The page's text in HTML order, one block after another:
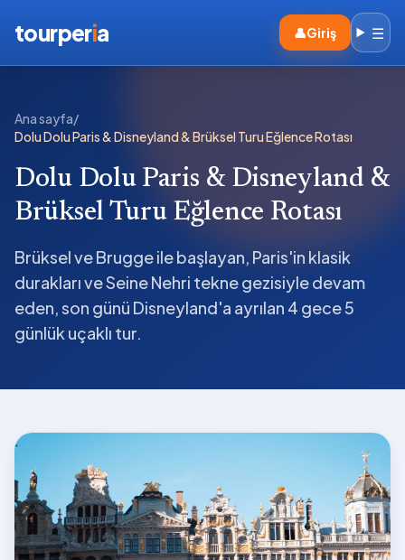
tourperia 👤Giriş ☰
Ana sayfa/
Dolu Dolu Paris & Disneyland & Brüksel Turu Eğlence Rotası
Dolu Dolu Paris & Disneyland &
Brüksel Turu Eğlence Rotası
Brüksel ve Brugge ile başlayan, Paris'in klasik
durakları ve Seine Nehri tekne gezisiyle devam
eden, son günü Disneyland'a ayrılan 4 gece 5
günlük uçaklı tur.